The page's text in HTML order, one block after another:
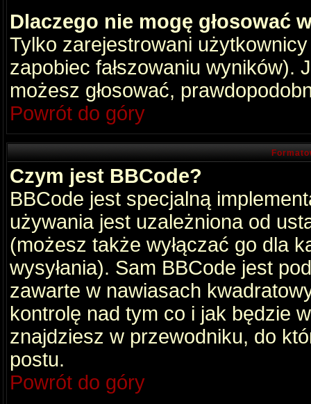
Dlaczego nie mogę głosować
Tylko zarejestrowani
zapobiec fałszowaniu wyników).
możesz głosować,
Powrót do góry
Czym jest BBCode?
BBCode jest specjalną
używania jest uzależniona od
(możesz także wyłączać go dla
wysyłania). Sam BBCode jest
zawarte w nawiasach
kontrolę nad tym co i jak będzie
znajdziesz w przewodniku, do
postu.
Powrót do góry